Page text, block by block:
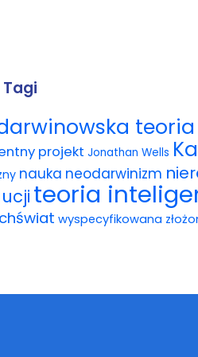
Tagi
projekt Jonathan Wells
nauka neodarwinizm
teoria
wyspecyfikowana